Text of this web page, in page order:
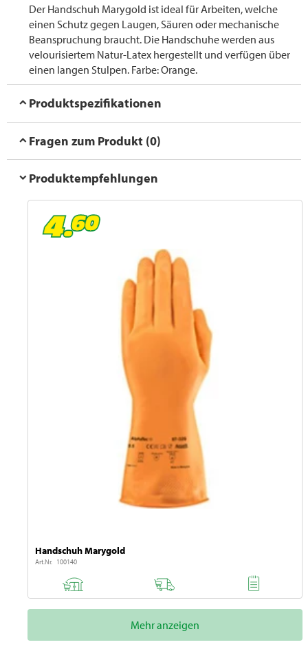
Der Handschuh Marygold ist ideal für Arbeiten, welche
einen Schutz gegen Laugen, Säuren oder mechanische
Beanspruchung braucht. Die Handschuhe werden aus
velourisiertem Natur-Latex hergestellt und verfügen über
einen langen Stulpen. Farbe: Orange.
Produktspezifikationen
Fragen zum Produkt (0)
Produktempfehlungen
Handschuh Marygold
Art.Nr. 100140
Mehr anzeigen